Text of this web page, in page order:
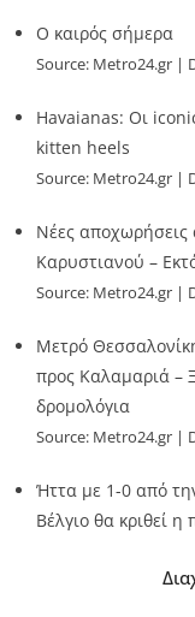
O καιρός σήμερα
Source: Metro24.gr
Havaianas: Οι
kitten heels
Source: Metro24.gr
Νέες
Καρυστιανού –
Source: Metro24.gr
Μετρό
προς Καλαμαριά –
δρομολόγια
Source: Metro24.gr
Ήττα με 1-0 από
Βέλγιο θα κριθεί η